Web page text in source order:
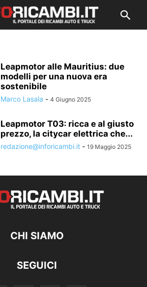
Leapmotor alle Mauritius: due
modelli per una nuova era
sostenibile
Marco Lasala - 4 Giugno 2025
Leapmotor T03: ricca e al giusto
prezzo, la citycar elettrica che...
redazione@inforicambi.it - 19 Maggio 2025
CHI SIAMO
SEGUICI